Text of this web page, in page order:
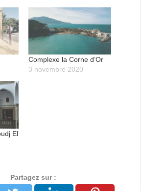
Complexe la Corne d’Or
3 novembre 2020
El
Partagez sur :